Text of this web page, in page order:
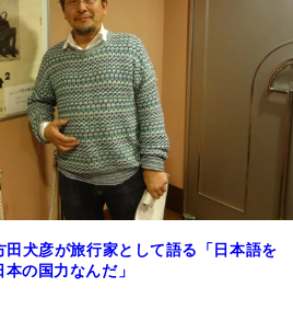
田犬彦が旅行家として語る「日本語を
の国力なんだ」